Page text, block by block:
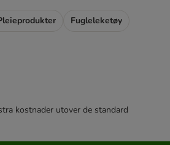
Fugleleketøy
kostnader utover de standard